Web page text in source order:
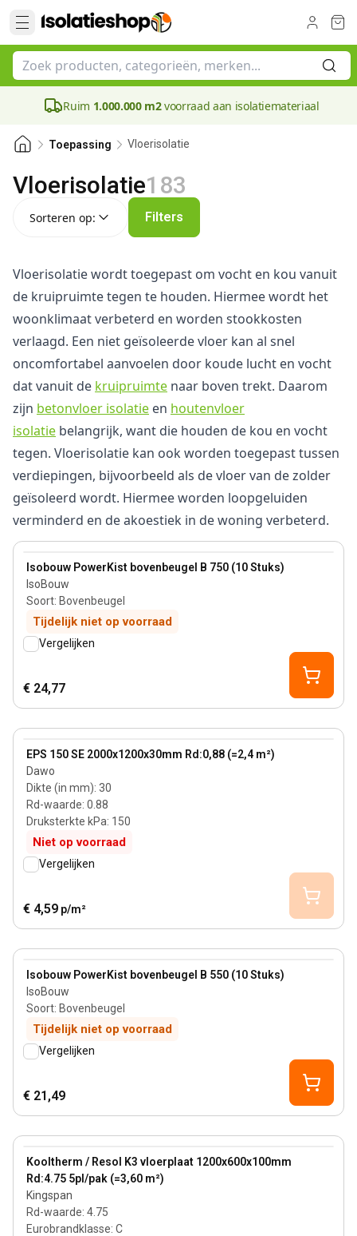
Ruim 1.000.000 m2voorraad aan isolatiemateriaal
Toepassing Vloerisolatie
Vloerisolatie183
Sorteren op: Filters
Vloerisolatie wordt toegepast om vocht en kou vanuit
de kruipruimte tegen te houden. Hiermee wordt het
woonklimaat verbeterd en worden stookkosten
verlaagd. Een niet geïsoleerde vloer kan al snel
oncomfortabel aanvoelen door koude lucht en vocht
dat vanuit de kruipruimte naar boven trekt. Daarom
zijn betonvloer isolatie en houtenvloer
isolatie belangrijk, want die houden de kou en vocht
tegen. Vloerisolatie kan ook worden toegepast tussen
verdiepingen, bijvoorbeeld als de vloer van de zolder
geïsoleerd wordt. Hiermee worden loopgeluiden
verminderd en de akoestiek in de woning verbeterd.
Isobouw PowerKist bovenbeugel B 750 (10 Stuks)
IsoBouw
Soort: Bovenbeugel
Tijdelijk niet op voorraad
View product
Vergelijken
€ 24,77
EPS 150 SE 2000x1200x30mm Rd:0,88 (=2,4 m²)
Dawo
Dikte (in mm): 30
Rd-waarde: 0.88
Druksterkte kPa: 150
Niet op voorraad
View product
Vergelijken
€ 4,59 p/m²
Isobouw PowerKist bovenbeugel B 550 (10 Stuks)
IsoBouw
Soort: Bovenbeugel
Tijdelijk niet op voorraad
View product
Vergelijken
€ 21,49
Kooltherm / Resol K3 vloerplaat 1200x600x100mm
Rd:4.75 5pl/pak (=3,60 m²)
Kingspan
Rd-waarde: 4.75
Eurobrandklasse: C
View product